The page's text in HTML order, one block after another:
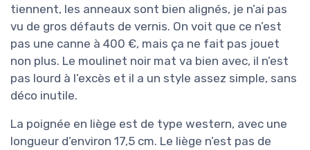
tiennent, les anneaux sont bien alignés, je n’ai pas
vu de gros défauts de vernis. On voit que ce n’est
pas une canne à 400 €, mais ça ne fait pas jouet
non plus. Le moulinet noir mat va bien avec, il n’est
pas lourd à l’excès et il a un style assez simple, sans
déco inutile.
La poignée en liège est de type western, avec une
longueur d’environ 17,5 cm. Le liège n’est pas de